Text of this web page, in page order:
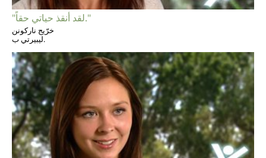
"لقد أنقذ حياتي حقاً."
خرّيج ناركونن
ليبيرتي ب.